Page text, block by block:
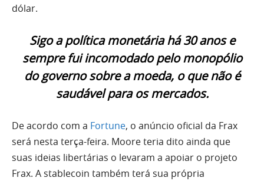
dólar.
Sigo a política monetária há 30 anos e
sempre fui incomodado pelo monopólio
do governo sobre a moeda, o que não é
saudável para os mercados.
De acordo com a Fortune, o anúncio oficial da Frax
será nesta terça-feira. Moore teria dito ainda que
suas ideias libertárias o levaram a apoiar o projeto
Frax. A stablecoin também terá sua própria